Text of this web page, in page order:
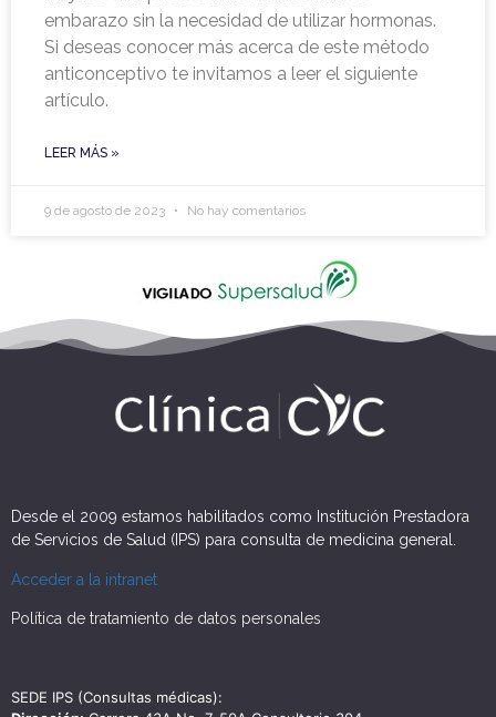
embarazo sin la necesidad de utilizar hormonas.
Si deseas conocer más acerca de este método
anticonceptivo te invitamos a leer el siguiente
artículo.
LEER MÁS »
9 de agosto de 2023 No hay comentarios
Desde el 2009 estamos habilitados como Institución Prestadora
de Servicios de Salud (IPS) para consulta de medicina general.
Acceder a la intranet
Política de tratamiento de datos personales
SEDE IPS (Consultas médicas):